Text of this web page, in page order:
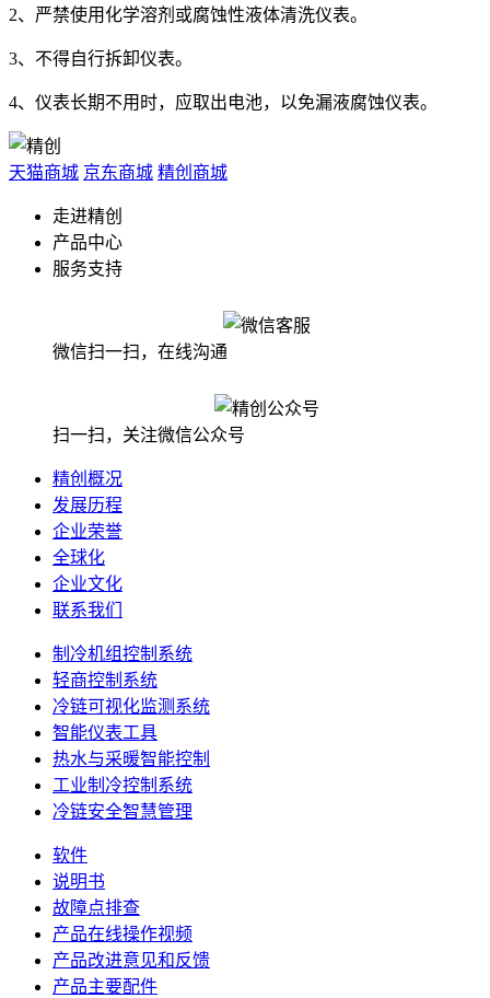
2、严禁使用化学溶剂或腐蚀性液体清洗仪表。
3、不得自行拆卸仪表。
4、仪表长期不用时，应取出电池，以免漏液腐蚀仪表。
天猫商城 京东商城 精创商城
走进精创
产品中心
服务支持
微信扫一扫，在线沟通
扫一扫，关注微信公众号
精创概况
发展历程
企业荣誉
全球化
企业文化
联系我们
制冷机组控制系统
轻商控制系统
冷链可视化监测系统
智能仪表工具
热水与采暖智能控制
工业制冷控制系统
冷链安全智慧管理
软件
说明书
故障点排查
产品在线操作视频
产品改进意见和反馈
产品主要配件